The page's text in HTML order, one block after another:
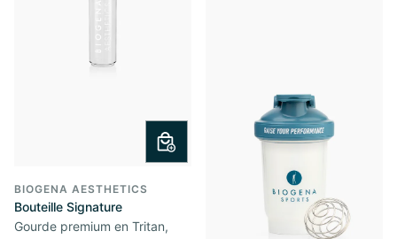
BIOGENA AESTHETICS
Bouteille Signature
Gourde premium en Tritan,